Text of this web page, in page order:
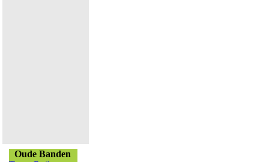
Oude Banden